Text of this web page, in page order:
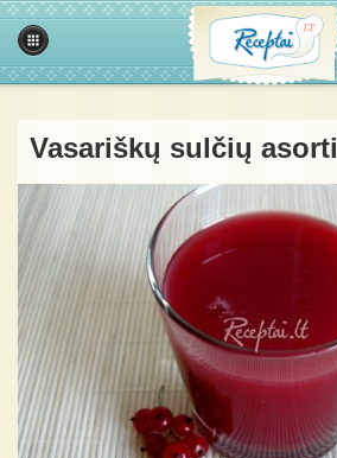
Vasariškų sulčių asorti